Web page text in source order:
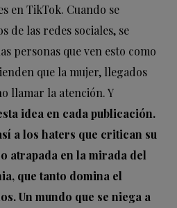
en TikTok. Cuando se
de las redes sociales, se
personas que ven esto como
que la mujer, llegados
llamar la atención. Y
idea en cada publicación.
a los haters que critican su
atrapada en la mirada del
que tanto domina el
Un mundo que se niega a